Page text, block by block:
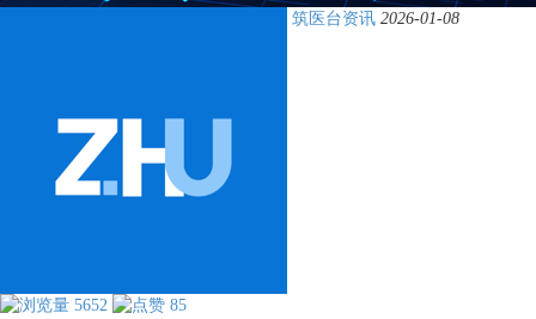
筑医台资讯 2026-01-08
5652
85